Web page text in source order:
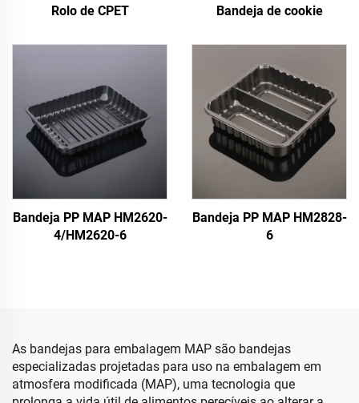
Rolo de CPET Bandeja de cookie
Bandeja PP MAP HM2620-
4/HM2620-6
Bandeja PP MAP HM2828-
6
As bandejas para embalagem MAP são bandejas
especializadas projetadas para uso na embalagem em
atmosfera modificada (MAP), uma tecnologia que